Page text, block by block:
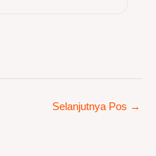
Selanjutnya Pos →